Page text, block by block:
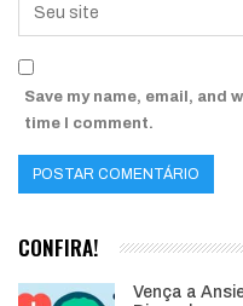
Save my name, email, and
time I comment.
CONFIRA!
Vença a